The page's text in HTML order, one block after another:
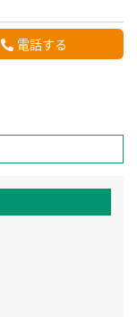
電話する